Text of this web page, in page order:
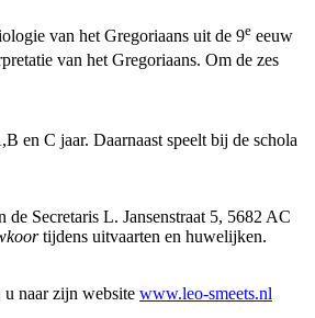
van het Gregoriaans uit de 9e eeuw
van het Gregoriaans. Om de zes
en C jaar. Daarnaast speelt bij de schola
Secretaris L. Jansenstraat 5, 5682 AC
tijdens uitvaarten en huwelijken.
naar zijn website www.leo-smeets.nl